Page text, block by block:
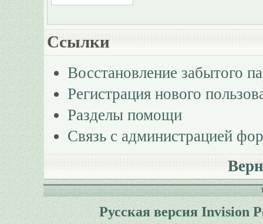
Ссылки
Восстановление забытого
Регистрация нового
Разделы помощи
Связь с администрацией
Русская версия Invision